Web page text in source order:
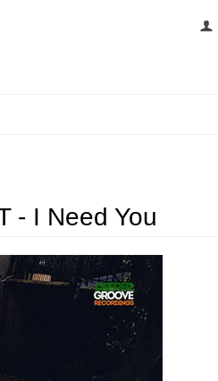
- I Need You